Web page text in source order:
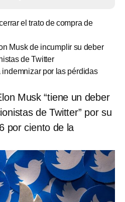
el trato de compra de
Musk de incumplir su deber
de Twitter
por las pérdidas
Musk “tiene un deber
de Twitter” por su
por ciento de la